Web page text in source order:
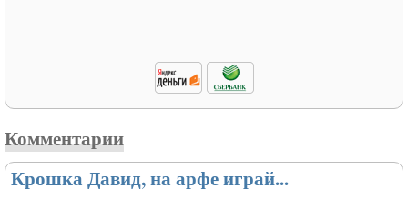
Комментарии
Крошка Давид, на арфе играй...